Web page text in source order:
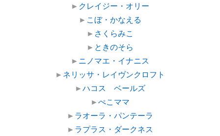
► クレイジー・オリー
► こぼ・かなえる
► さくらみこ
► ときのそら
► ニノマエ・イナニス
► ネリッサ・レイヴンクロフト
►ハコス ベールズ
►ぺこママ
► ラオーラ・パンテーラ
► ラプラス・ダークネス